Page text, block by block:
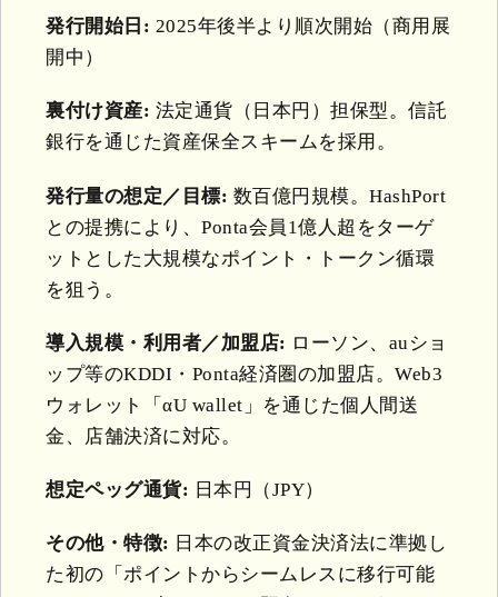
発行開始日: 2025年後半より順次開始（商用展
開中）
裏付け資産: 法定通貨（日本円）担保型。信託
銀行を通じた資産保全スキームを採用。
発行量の想定／目標: 数百億円規模。HashPort
との提携により、Ponta会員1億人超をターゲ
ットとした大規模なポイント・トークン循環
を狙う。
導入規模・利用者／加盟店: ローソン、auショ
ップ等のKDDI・Ponta経済圏の加盟店。Web3
ウォレット「αU wallet」を通じた個人間送
金、店舗決済に対応。
想定ペッグ通貨: 日本円（JPY）
その他・特徴: 日本の改正資金決済法に準拠し
た初の「ポイントからシームレスに移行可能